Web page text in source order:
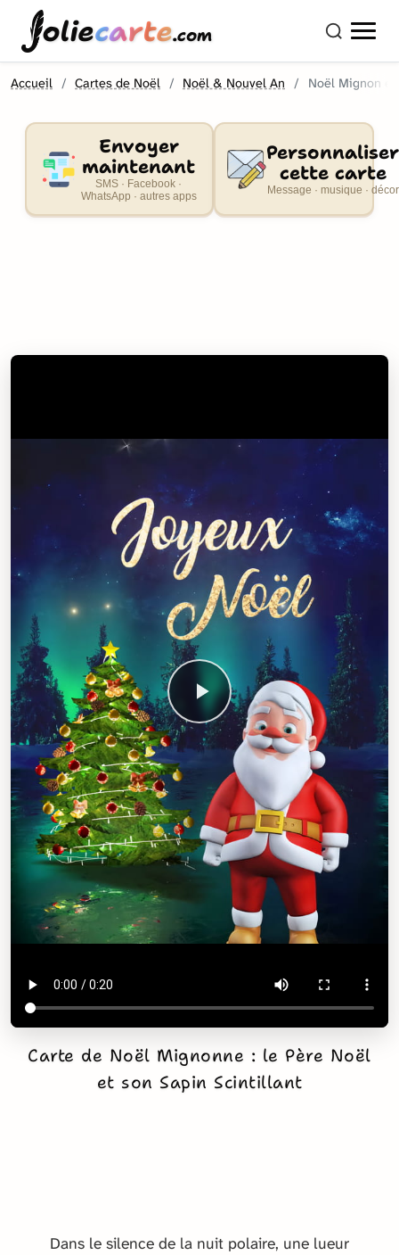
oliecarte.com
Accueil Cartes de Noël Noël & Nouvel An Noël Mignon
Envoyer
maintenant
SMS · Facebook ·
WhatsApp · autres apps
Personnaliser
cette carte
Message · musique · décor
Carte de Noël Mignonne : le Père Noël
et son Sapin Scintillant
Dans le silence de la nuit polaire, une lueur